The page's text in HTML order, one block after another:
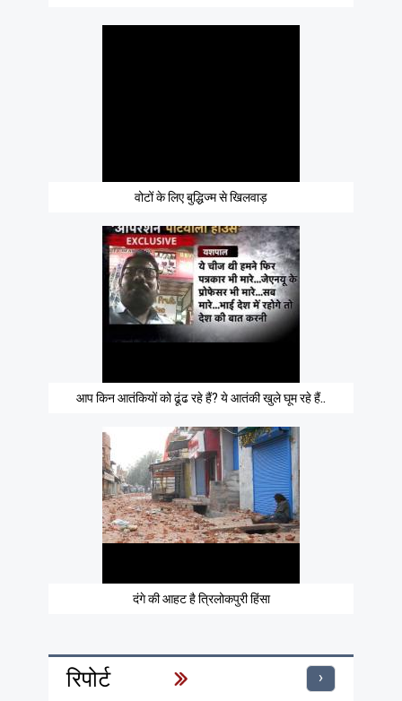
वोटों के लिए बुद्धिज्म से खिलवाड़
आप किन आतंकियों को ढूंढ रहे हैं? ये आतंकी खुले घूम रहे हैं..
दंगे की आहट है त्रिलोकपुरी हिंसा
रिपोर्ट ›